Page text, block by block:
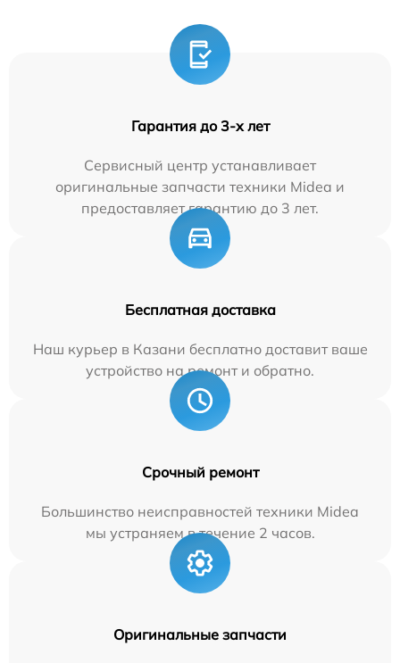
Гарантия до 3-х лет
Сервисный центр устанавливает
оригинальные запчасти техники Midea и
предоставляет гарантию до 3 лет.
Бесплатная доставка
Наш курьер в Казани бесплатно доставит ваше
устройство на ремонт и обратно.
Срочный ремонт
Большинство неисправностей техники Midea
мы устраняем в течение 2 часов.
Оригинальные запчасти